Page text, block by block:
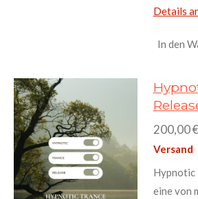
Details
In den
200,00 €
Versand
Hypnotic
eine von